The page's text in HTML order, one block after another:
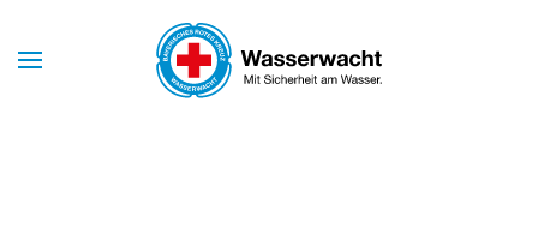
Skip to main content